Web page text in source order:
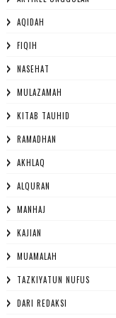
AQIDAH
FIQIH
NASEHAT
MULAZAMAH
KITAB TAUHID
RAMADHAN
AKHLAQ
ALQURAN
MANHAJ
KAJIAN
MUAMALAH
TAZKIYATUN NUFUS
DARI REDAKSI